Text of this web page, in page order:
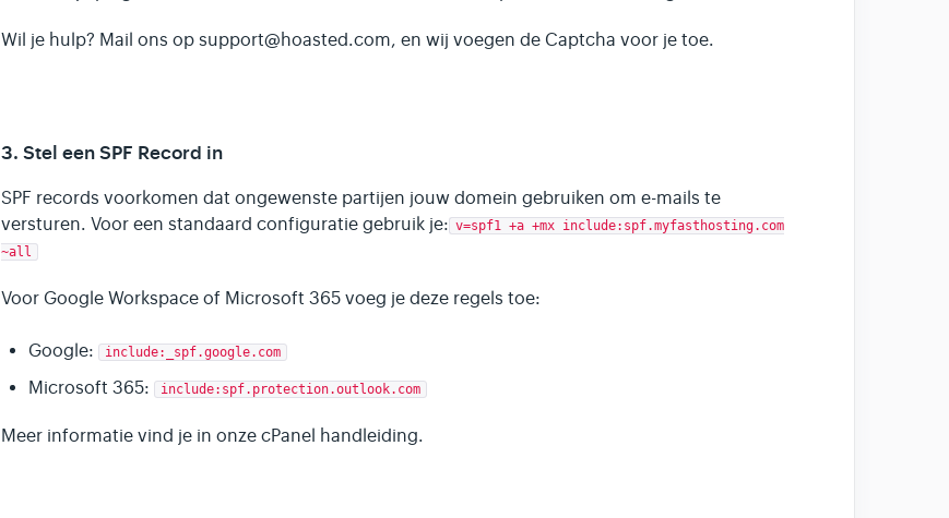
Wil je hulp? Mail ons op support@hoasted.com, en wij voegen de Captcha voor je toe.
3. Stel een SPF Record in
SPF records voorkomen dat ongewenste partijen jouw domein gebruiken om e-mails te
versturen. Voor een standaard configuratie gebruik je: v=spf1 +a +mx include:spf.myfasthosting.com
~all
Voor Google Workspace of Microsoft 365 voeg je deze regels toe:
Google: include:_spf.google.com
Microsoft 365: include:spf.protection.outlook.com
Meer informatie vind je in onze cPanel handleiding.